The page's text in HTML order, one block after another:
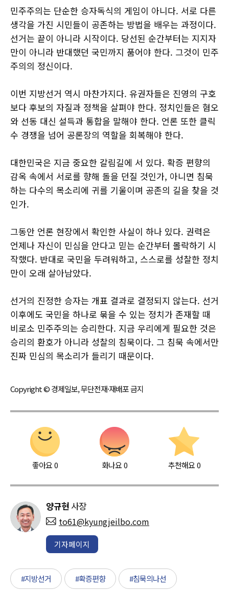
민주주의는 단순한 승자독식의 게임이 아니다. 서로 다른
생각을 가진 시민들이 공존하는 방법을 배우는 과정이다.
선거는 끝이 아니라 시작이다. 당선된 순간부터는 지지자
만이 아니라 반대했던 국민까지 품어야 한다. 그것이 민주
주의의 정신이다.
이번 지방선거 역시 마찬가지다. 유권자들은 진영의 구호
보다 후보의 자질과 정책을 살펴야 한다. 정치인들은 혐오
와 선동 대신 설득과 통합을 말해야 한다. 언론 또한 클릭
수 경쟁을 넘어 공론장의 역할을 회복해야 한다.
대한민국은 지금 중요한 갈림길에 서 있다. 확증 편향의
감옥 속에서 서로를 향해 돌을 던질 것인가, 아니면 침묵
하는 다수의 목소리에 귀를 기울이며 공존의 길을 찾을 것
인가.
그동안 언론 현장에서 확인한 사실이 하나 있다. 권력은
언제나 자신이 민심을 안다고 믿는 순간부터 몰락하기 시
작했다. 반대로 국민을 두려워하고, 스스로를 성찰한 정치
만이 오래 살아남았다.
선거의 진정한 승자는 개표 결과로 결정되지 않는다. 선거
이후에도 국민을 하나로 묶을 수 있는 정치가 존재할 때
비로소 민주주의는 승리한다. 지금 우리에게 필요한 것은
승리의 환호가 아니라 성찰의 침묵이다. 그 침묵 속에서만
진짜 민심의 목소리가 들리기 때문이다.
Copyright © 경제일보, 무단전재·재배포 금지
좋아요0 화나요0 추천해요 0
양규현 사장
to61@kyungjeilbo.com
기자페이지
#지방선거 #확증편향 #침묵의나선